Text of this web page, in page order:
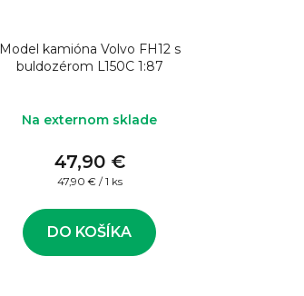
Model kamióna Volvo FH12 s
buldozérom L150C 1:87
Na externom sklade
47,90 €
Jednotková
47,90 € / 1 ks
DO KOŠÍKA